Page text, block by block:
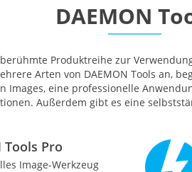
DAEMON
berühmte Produktreihe zur
Arten von DAEMON Tools an,
Images, eine professionelle
Außerdem gibt es eine
Tools Pro
Image-Werkzeug